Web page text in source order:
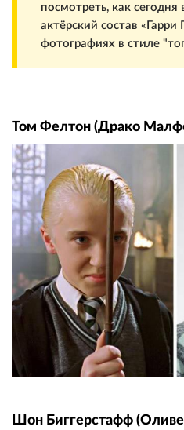
посмотреть, как сегодня
актёрский состав «Гарри
фотографиях в стиле
Том Фелтон (Драко
Шон Биггерстафф